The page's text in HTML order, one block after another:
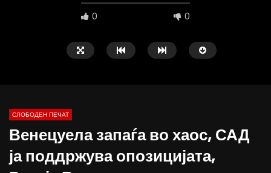
0 0
Вести на „Слободен Печат“
СЛОБОДЕН ПЕЧАТ
Венецуела запаѓа во хаос, САД
ја поддржува опозицијата,